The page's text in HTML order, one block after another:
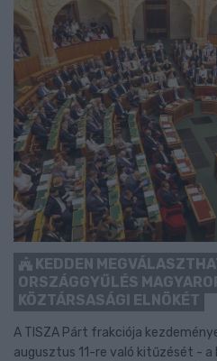
KEDDEN
ORSZÁGGYŰLÉS
KÖZTÁRSASÁGI ELNÖKÉT
A TISZA Párt frakciója
augusztus 11-re való kitűzését -